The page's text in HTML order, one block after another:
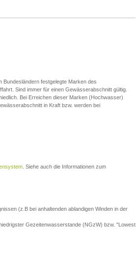
festgelegte Marken des
Sind immer für einen Gewässerabschnitt gültig.
Bei Erreichen dieser Marken (Hochwasser)
in Kraft bzw. werden bei
. Siehe auch die Informationen zum
(z.B bei anhaltenden ablandigen Winden in der
Gezeitenwasserstande (NGzW) bzw. "Lowest